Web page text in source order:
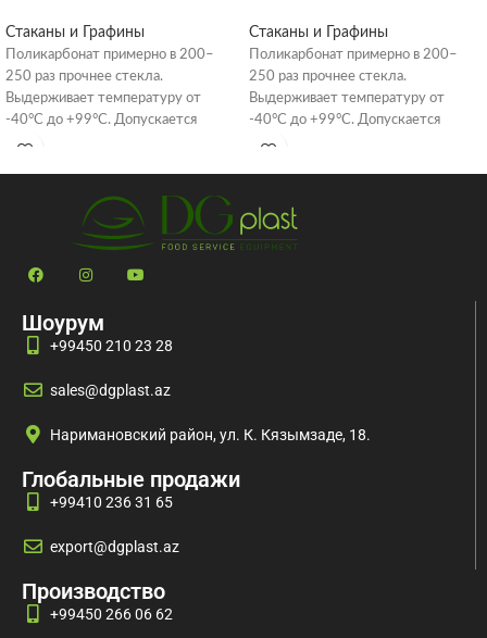
Стаканы и Графины
Поликарбонат примерно в 200–
250 раз прочнее стекла.
Выдерживает температуру от
-40°C до +99°C. Допускается
мойка в посудомоечной машине при
Стаканы и Графины
Поликарбонат примерно в 200–
250 раз прочнее стекла.
Выдерживает температуру от
-40°C до +99°C. Допускается
мойка в посудомоечной машине при
Шоурум
+99450 210 23 28
sales@dgplast.az
Наримановский район, ул. К. Кязымзаде, 18.
Глобальные продажи
+99410 236 31 65
export@dgplast.az
Производство
+99450 266 06 62